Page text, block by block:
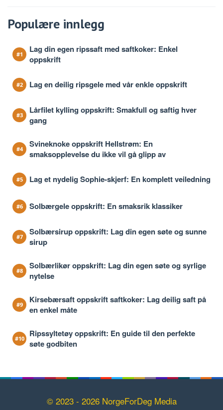
Populære innlegg
Lag din egen ripssaft med saftkoker: Enkel
oppskrift
Lag en deilig ripsgele med vår enkle oppskrift
Lårfilet kylling oppskrift: Smakfull og saftig hver
gang
Svineknoke oppskrift Hellstrøm: En
smaksopplevelse du ikke vil gå glipp av
Lag et nydelig Sophie-skjerf: En komplett veiledning
Solbærgele oppskrift: En smaksrik klassiker
Solbærsirup oppskrift: Lag din egen søte og sunne
sirup
Solbærlikør oppskrift: Lag din egen søte og syrlige
nytelse
Kirsebærsaft oppskrift saftkoker: Lag deilig saft på
en enkel måte
Ripssyltetøy oppskrift: En guide til den perfekte
søte godbiten
© 2023 - 2026 NorgeForDeg Media